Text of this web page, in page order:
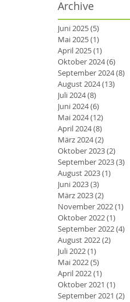
Archive
Juni 2025(5)
Mai 2025(1)
April 2025(1)
Oktober 2024(6)
September 2024(8)
August 2024(13)
Juli 2024(8)
Juni 2024(6)
Mai 2024(12)
April 2024(8)
März 2024(2)
Oktober 2023(2)
September 2023(3)
August 2023(1)
Juni 2023(3)
März 2023(2)
November 2022(1)
Oktober 2022(1)
September 2022(4)
August 2022(2)
Juli 2022(1)
Mai 2022(5)
April 2022(1)
Oktober 2021 (1)
September 2021 (2)